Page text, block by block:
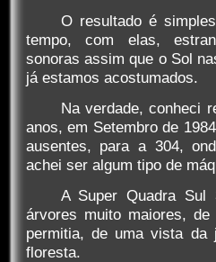
O resultado é
tempo, com elas,
sonoras assim que o Sol
já estamos acostumados.
Na verdade, conheci
anos, em Setembro de
ausentes, para a 304,
achei ser algum tipo de
A Super Quadra
árvores muito maiores,
permitia, de uma vista
floresta.